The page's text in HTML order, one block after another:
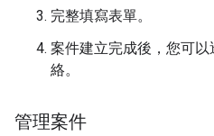
完整填寫表單。
案件建立完成後，您可
絡。
管理案件